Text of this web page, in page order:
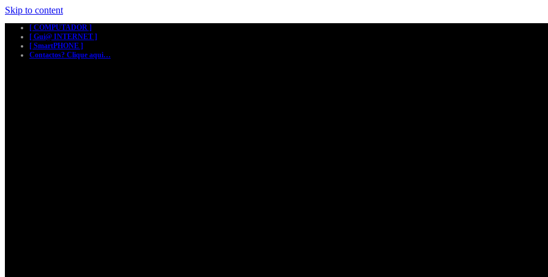
Skip to content
[ COMPUTADOR ]
[ Gui@ INTERNET ]
[ SmartPHONE ]
Contactos? Clique aqui…